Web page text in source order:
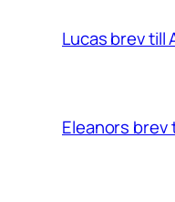
Lucas brev till
Eleanors brev